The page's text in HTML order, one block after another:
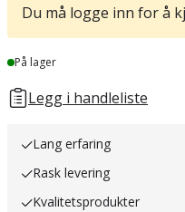
Du må logge inn for å
Lager
På lager
Legg i handleliste
Lang erfaring
Rask levering
Kvalitetsprodukter